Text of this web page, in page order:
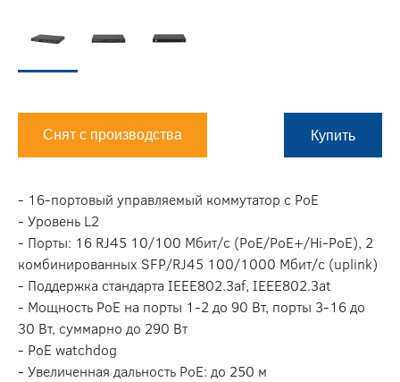
Снят с производства Купить
- 16-портовый управляемый коммутатор с PoE
- Уровень L2
- Порты: 16 RJ45 10/100 Мбит/с (PoE/PoE+/Hi-PoE), 2
комбинированных SFP/RJ45 100/1000 Мбит/с (uplink)
- Поддержка стандарта IEEE802.3af, IEEE802.3at
- Мощность PoE на порты 1-2 до 90 Вт, порты 3-16 до
30 Вт, суммарно до 290 Вт
- PoE watchdog
- Увеличенная дальность PoE: до 250 м